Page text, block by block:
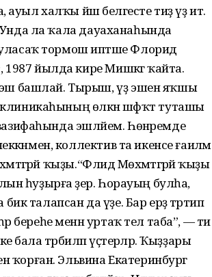
халҡы йәш белгесте тиҙ үҙ итә.
Унда ла ҡала дауаханаһында
тормош иптәше Флорид
йылда кире Мишкәгә ҡайта.
эш башлай. Тырыш, үҙ эшен яҡшы
өлкән шәфҡәт туташы
вазифаһында эшләйем. Һөнәремде
коллектив та икенсе ғаиләмә
ҡыҙы.“Флидә Мөхәмәтгәрәй ҡыҙы
һуҙырға әҙер. Һорауың булһа,
талапсан да үҙе. Бар ерҙә тәртип
береһе менән уртаҡ тел таба”, — ти
тәрбиәләп үҫтерәләр. Ҡыҙҙары
ҡорған. Эльвина Екатеринбург